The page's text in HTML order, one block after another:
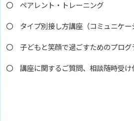
〇 ペアレント・トレーニング
〇 タイプ別接し方講座（コミュニケー
〇 子どもと笑顔で過ごすためのプログ
〇 講座に関するご質問、相談随時受け
な